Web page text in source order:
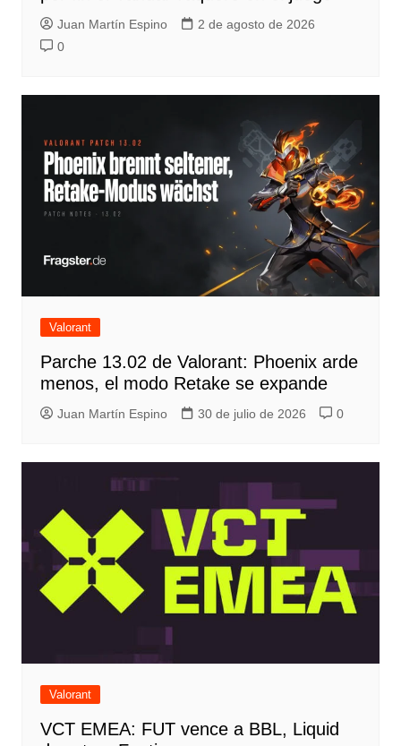
Juan Martín Espino
2 de agosto de 2026
0
Valorant
Parche 13.02 de Valorant: Phoenix arde
menos, el modo Retake se expande
Juan Martín Espino 30 de julio de 2026 0
Valorant
VCT EMEA: FUT vence a BBL, Liquid